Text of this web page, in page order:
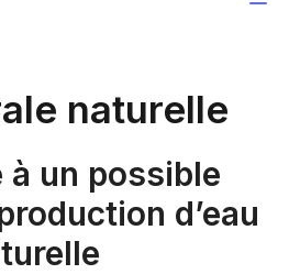
naturelle
à un possible
d’eau